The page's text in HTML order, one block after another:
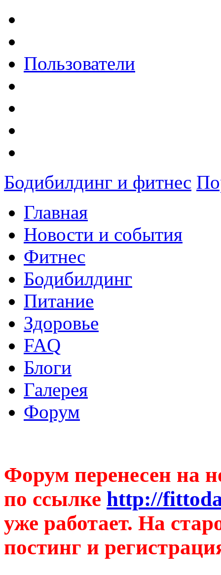
Пользователи
Бодибилдинг и фитнес
Главная
Новости и события
Фитнес
Бодибилдинг
Питание
Здоровье
FAQ
Блоги
Галерея
Форум
Форум перенесен на
по ссылке http://
уже работает. На
постинг и